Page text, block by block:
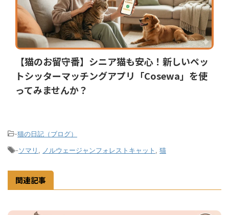
【猫のお留守番】シニア猫も安心！新しいペッ
トシッターマッチングアプリ「Cosewa」を使
ってみませんか？
-猫の日記（ブログ）
-ソマリ ノルウェージャンフォレストキャット 猫
関連記事